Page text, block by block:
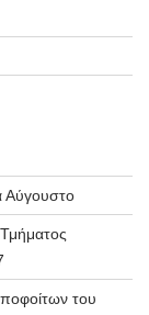
Αύγουστο
του